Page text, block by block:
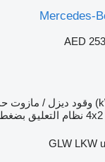
Mercedes-
AED
وقود ديزل / مازوت
4x2 نظام التعليق بضغط
GLW LKW